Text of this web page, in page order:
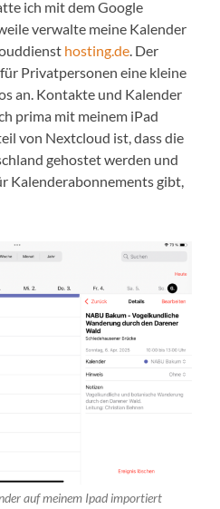
ich mit dem Google
verwalte meine Kalender
hosting.de. Der
Privatpersonen eine kleine
an. Kontakte und Kalender
prima mit meinem iPad
von Nextcloud ist, dass die
gehostet werden und
Kalenderabonnements gibt,
auf meinem Ipad importiert